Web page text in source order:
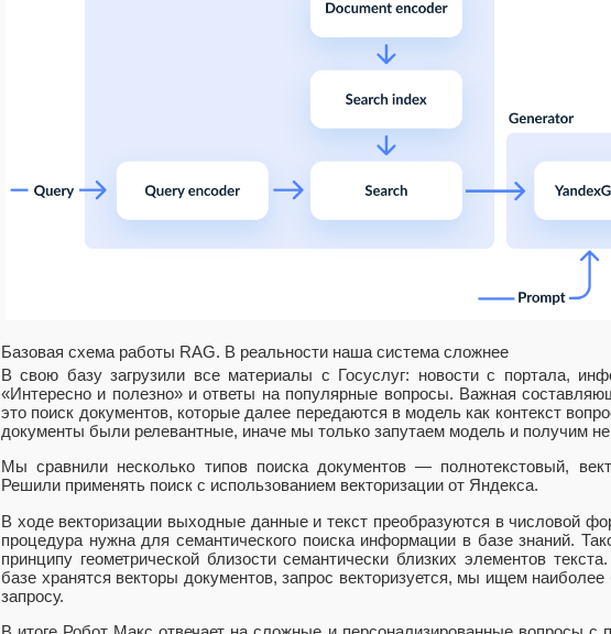
Базовая схема работы RAG. В реальности наша система сложнее
В свою базу загрузили все материалы с Госуслуг: новости с портала,
«Интересно и полезно» и ответы на популярные вопросы. Важная
это поиск документов, которые далее передаются в модель как контекст
документы были релевантные, иначе мы только запутаем модель и получим
Мы сравнили несколько типов поиска документов — полнотекстовый,
Решили применять поиск с использованием векторизации от Яндекса.
В ходе векторизации выходные данные и текст преобразуются в числовой
процедура нужна для семантического поиска информации в базе знаний.
принципу геометрической близости семантически близких элементов
базе хранятся векторы документов, запрос векторизуется, мы ищем
запросу.